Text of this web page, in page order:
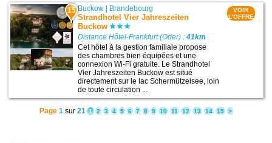
15 Buckow Brandebourg
Strandhotel Vier Jahreszeiten
Buckow
Distance Hôtel-Frankfurt (Oder) :41km
Cet hôtel à la gestion familiale propose
des chambres bien équipées et une
connexion Wi-Fi gratuite. Le Strandhotel
Vier Jahreszeiten Buckow est situé
directement sur le lac Schermützelsee, loin
de toute circulation ...
VOIR
L'OFFRE
Page 1sur 21 1 2 3 4 5 6 7 8 9 10 11 12 13 14 15 >